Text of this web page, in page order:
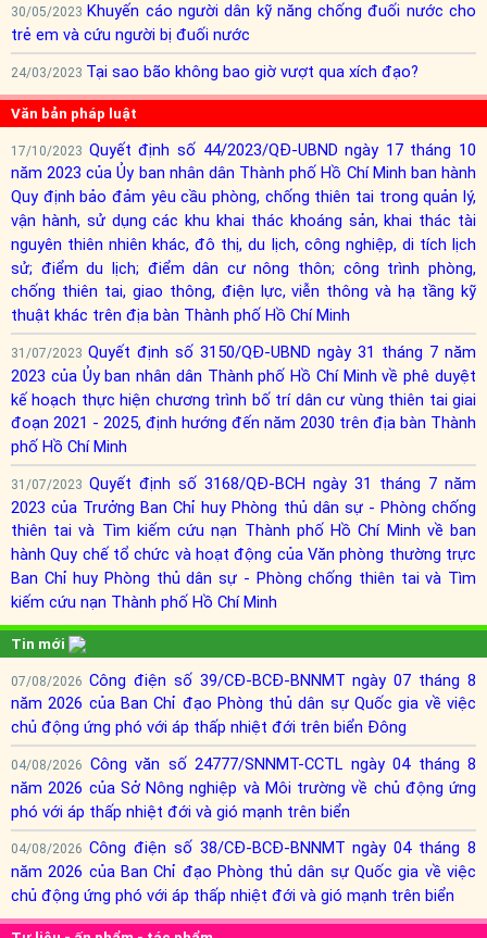
30/05/2023 Khuyến cáo người dân kỹ năng chống đuối nước cho
trẻ em và cứu người bị đuối nước
24/03/2023 Tại sao bão không bao giờ vượt qua xích đạo?
Văn bản pháp luật
17/10/2023 Quyết định số 44/2023/QĐ-UBND ngày 17 tháng 10
năm 2023 của Ủy ban nhân dân Thành phố Hồ Chí Minh ban hành
Quy định bảo đảm yêu cầu phòng, chống thiên tai trong quản lý,
vận hành, sử dụng các khu khai thác khoáng sản, khai thác tài
nguyên thiên nhiên khác, đô thị, du lịch, công nghiệp, di tích lịch
sử; điểm du lịch; điểm dân cư nông thôn; công trình phòng,
chống thiên tai, giao thông, điện lực, viễn thông và hạ tầng kỹ
thuật khác trên địa bàn Thành phố Hồ Chí Minh
31/07/2023 Quyết định số 3150/QĐ-UBND ngày 31 tháng 7 năm
2023 của Ủy ban nhân dân Thành phố Hồ Chí Minh về phê duyệt
kế hoạch thực hiện chương trình bố trí dân cư vùng thiên tai giai
đoạn 2021 - 2025, định hướng đến năm 2030 trên địa bàn Thành
phố Hồ Chí Minh
31/07/2023 Quyết định số 3168/QĐ-BCH ngày 31 tháng 7 năm
2023 của Trưởng Ban Chỉ huy Phòng thủ dân sự - Phòng chống
thiên tai và Tìm kiếm cứu nạn Thành phố Hồ Chí Minh về ban
hành Quy chế tổ chức và hoạt động của Văn phòng thường trực
Ban Chỉ huy Phòng thủ dân sự - Phòng chống thiên tai và Tìm
kiếm cứu nạn Thành phố Hồ Chí Minh
Tin mới
07/08/2026 Công điện số 39/CĐ-BCĐ-BNNMT ngày 07 tháng 8
năm 2026 của Ban Chỉ đạo Phòng thủ dân sự Quốc gia về việc
chủ động ứng phó với áp thấp nhiệt đới trên biển Đông
04/08/2026 Công văn số 24777/SNNMT-CCTL ngày 04 tháng 8
năm 2026 của Sở Nông nghiệp và Môi trường về chủ động ứng
phó với áp thấp nhiệt đới và gió mạnh trên biển
04/08/2026 Công điện số 38/CĐ-BCĐ-BNNMT ngày 04 tháng 8
năm 2026 của Ban Chỉ đạo Phòng thủ dân sự Quốc gia về việc
chủ động ứng phó với áp thấp nhiệt đới và gió mạnh trên biển